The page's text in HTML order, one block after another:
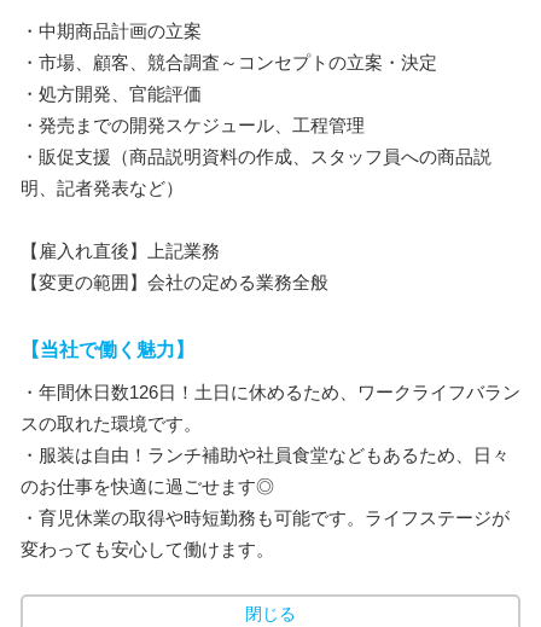
・中期商品計画の立案
・市場、顧客、競合調査～コンセプトの立案・決定
・処方開発、官能評価
・発売までの開発スケジュール、工程管理
・販促支援（商品説明資料の作成、スタッフ員への商品説
明、記者発表など）
【雇入れ直後】上記業務
【変更の範囲】会社の定める業務全般
【当社で働く魅力】
・年間休日数126日！土日に休めるため、ワークライフバラン
スの取れた環境です。
・服装は自由！ランチ補助や社員食堂などもあるため、日々
のお仕事を快適に過ごせます◎
・育児休業の取得や時短勤務も可能です。ライフステージが
変わっても安心して働けます。
閉じる